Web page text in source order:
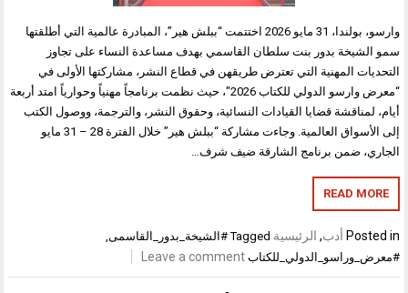
وارسو، بولندا، 31 مايو 2026 اختتمت “ببلش هير”، المبادرة عالمية التي أطلقتها
سمو الشيخة بدور بنت سلطان القاسمي بهدف مساعدة النساء على تجاوز
التحديات المهنية التي تعترض طريقهن في قطاع النشر، مشاركتها الأولى في
“معرض وارسو الدولي للكتاب 2026″، حيث نظمت برنامجاً مهنياً وحوارياً امتد أربعة
أيام، لمناقشة قضايا القيادات النسائية، وحقوق النشر، والترجمة، ووصول الكتب
إلى الأسواق العالمية. وجاءت مشاركة “ببلش هير” خلال الفترة 28 – 31 مايو
الجاري، ضمن برنامج الشارقة ضيف شرف…
READ MORE
Posted in أدب, الرئيسية Tagged #الشيخة_بدور_القاسمى
#معرض_وراسو_الدولي_للكتاب Leave a comment